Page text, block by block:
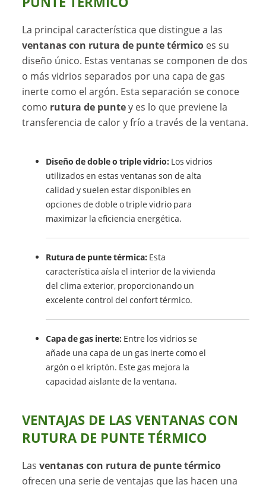
La principal característica que distingue a las
ventanas con rutura de punte térmico es su
diseño único. Estas ventanas se componen de dos
o más vidrios separados por una capa de gas
inerte como el argón. Esta separación se conoce
como rutura de puntey es lo que previene la
transferencia de calor y frío a través de la ventana.
Diseño de doble o triple vidrio: Los vidrios
utilizados en estas ventanas son de alta
calidad y suelen estar disponibles en
opciones de doble o triple vidrio para
maximizar la eficiencia energética.
Rutura de punte térmica: Esta
característica aísla el interior de la vivienda
del clima exterior, proporcionando un
excelente control del confort térmico.
Capa de gas inerte: Entre los vidrios se
añade una capa de un gas inerte como el
argón o el kriptón. Este gas mejora la
capacidad aislante de la ventana.
VENTAJAS DE LAS VENTANAS CON
RUTURA DE PUNTE TÉRMICO
Lasventanas con rutura de punte térmico
ofrecen una serie de ventajas que las hacen una